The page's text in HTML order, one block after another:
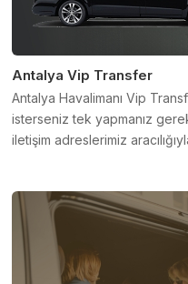
Antalya Vip Transfer
Antalya Havalimanı Vip
isterseniz tek yapmanız
iletişim adreslerimiz